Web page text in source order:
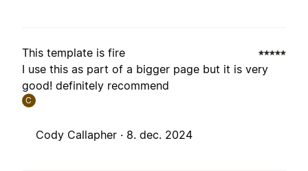
This template is fire
I use this as part of a bigger page but it is very
good! definitely recommend
C
Cody Callapher · 8. dec. 2024